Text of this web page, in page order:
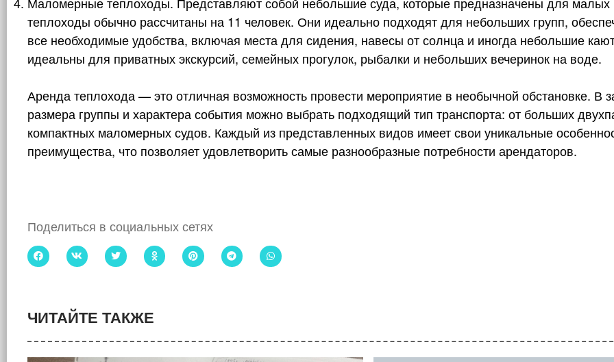
теплоходы обычно рассчитаны на 11 человек. Они идеально подходят для небольших групп,
все необходимые удобства, включая места для сидения, навесы от солнца и иногда небольшие
идеальны для приватных экскурсий, семейных прогулок, рыбалки и небольших вечеринок на воде.
Аренда теплохода — это отличная возможность провести мероприятие в необычной обстановке. В
размера группы и характера события можно выбрать подходящий тип транспорта: от больших
компактных маломерных судов. Каждый из представленных видов имеет свои уникальные
преимущества, что позволяет удовлетворить самые разнообразные потребности арендаторов.
Поделиться в социальных сетях
ЧИТАЙТЕ ТАКЖЕ